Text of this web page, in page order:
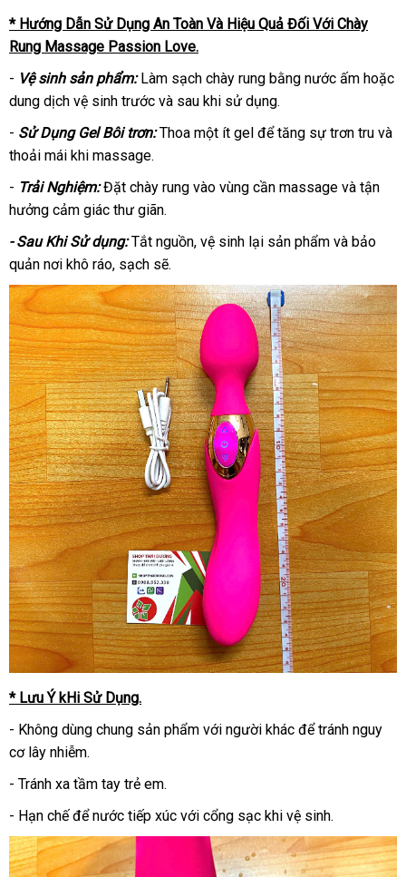
* Hướng Dẫn Sử Dụng An Toàn Và Hiệu Quả Đối Với Chày
Rung Massage Passion Love.
- Vệ sinh sản phẩm:Làm sạch chày rung bằng nước ấm hoặc
dung dịch vệ sinh trước và sau khi sử dụng.
- Sử Dụng Gel Bôi trơn:Thoa một ít gel để tăng sự trơn tru và
thoải mái khi massage.
- Trải Nghiệm:Đặt chày rung vào vùng cần massage và tận
hưởng cảm giác thư giãn.
- Sau Khi Sử dụng:Tắt nguồn, vệ sinh lại sản phẩm và bảo
quản nơi khô ráo, sạch sẽ.
* Lưu Ý kHi Sử Dụng.
- Không dùng chung sản phẩm với người khác để tránh nguy
cơ lây nhiễm.
- Tránh xa tầm tay trẻ em.
- Hạn chế để nước tiếp xúc với cổng sạc khi vệ sinh.